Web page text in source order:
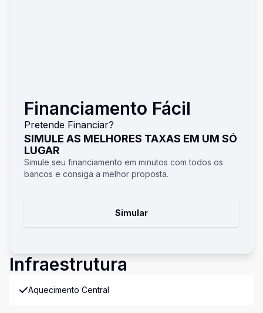
Financiamento Fácil
Pretende Financiar?
SIMULE AS MELHORES TAXAS EM UM SÓ
LUGAR
Simule seu financiamento em minutos com todos os
bancos e consiga a melhor proposta.
Simular
Infraestrutura
Aquecimento Central